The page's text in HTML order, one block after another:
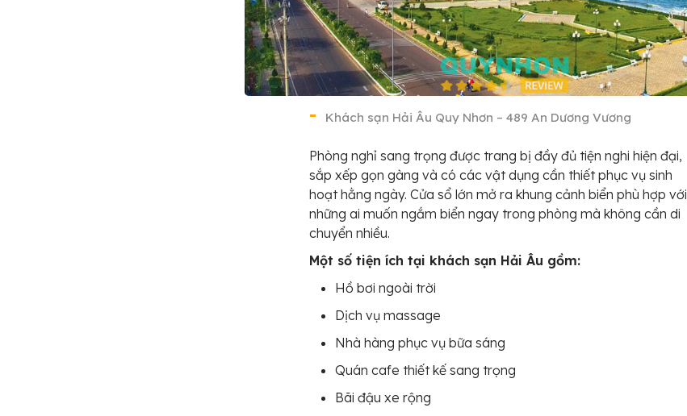
Khách sạn Hải Âu Quy Nhơn – 489 An Dương Vương
Phòng nghỉ sang trọng được trang bị đầy đủ tiện nghi hiện đại,
sắp xếp gọn gàng và có các vật dụng cần thiết phục vụ sinh
hoạt hằng ngày. Cửa sổ lớn mở ra khung cảnh biển phù hợp với
những ai muốn ngắm biển ngay trong phòng mà không cần di
chuyển nhiều.
Một số tiện ích tại khách sạn Hải Âu gồm:
Hồ bơi ngoài trời
Dịch vụ massage
Nhà hàng phục vụ bữa sáng
Quán cafe thiết kế sang trọng
Bãi đậu xe rộng